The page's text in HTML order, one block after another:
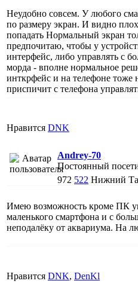
Неудобно совсем. У любого
по размеру экран. И видно
попадать Нормальный экран
предпочитаю, чтобы у
интерфейс, либо управлять с
морда - вполне нормальное
инткрфейс и на телефоне тоже
приспичит с телефона
Нравится DNK
Andrey-70
Постоянный
972 522 Нижний
Имею возможность кроме ПК
маленького смартфона и с
неподалёку от аквариума. На
Нравится DNK, DenKl